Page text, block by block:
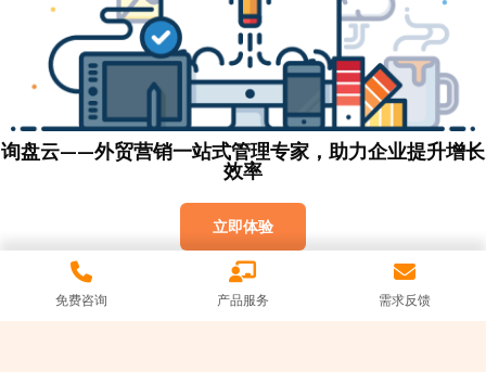
询盘云——外贸营销一站式管理专家，助力企业提升增长
效率
立即体验
免费咨询 产品服务 需求反馈